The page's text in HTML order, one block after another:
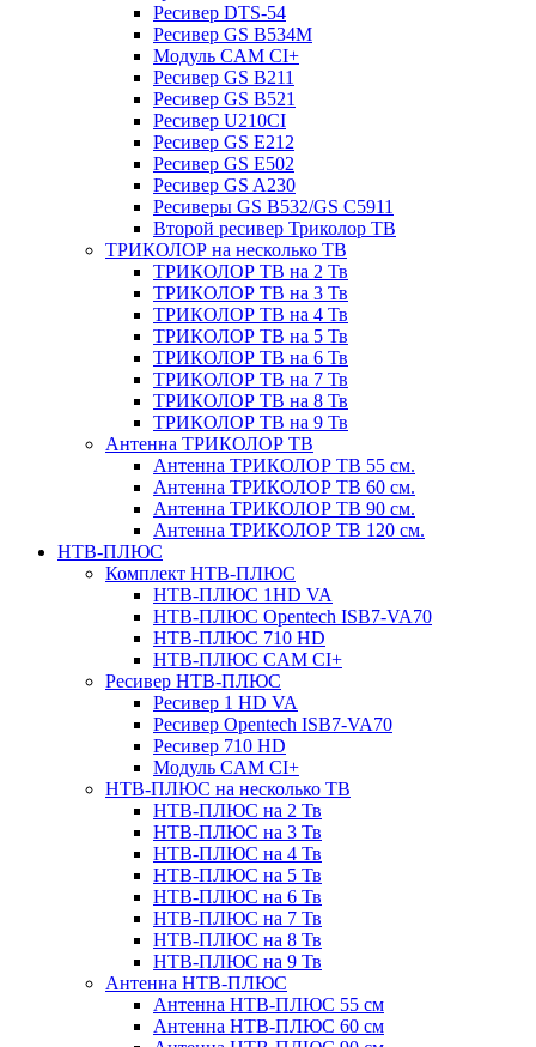
Ресивер DTS-54
Ресивер GS B534M
Модуль CAM CI+
Ресивер GS B211
Ресивер GS B521
Ресивер U210CI
Ресивер GS E212
Ресивер GS E502
Ресивер GS A230
Ресиверы GS B532/GS C5911
Второй ресивер Триколор ТВ
ТРИКОЛОР на несколько ТВ
ТРИКОЛОР ТВ на 2 Тв
ТРИКОЛОР ТВ на 3 Тв
ТРИКОЛОР ТВ на 4 Тв
ТРИКОЛОР ТВ на 5 Тв
ТРИКОЛОР ТВ на 6 Тв
ТРИКОЛОР ТВ на 7 Тв
ТРИКОЛОР ТВ на 8 Тв
ТРИКОЛОР ТВ на 9 Тв
Антенна ТРИКОЛОР ТВ
Антенна ТРИКОЛОР ТВ 55 см.
Антенна ТРИКОЛОР ТВ 60 см.
Антенна ТРИКОЛОР ТВ 90 см.
Антенна ТРИКОЛОР ТВ 120 см.
НТВ-ПЛЮС
Комплект НТВ-ПЛЮС
НТВ-ПЛЮС 1HD VA
НТВ-ПЛЮС Opentech ISB7-VA70
НТВ-ПЛЮС 710 HD
НТВ-ПЛЮС CAM CI+
Ресивер НТВ-ПЛЮС
Ресивер 1 HD VA
Ресивер Opentech ISB7-VA70
Ресивер 710 HD
Модуль CAM CI+
НТВ-ПЛЮС на несколько ТВ
НТВ-ПЛЮС на 2 Тв
НТВ-ПЛЮС на 3 Тв
НТВ-ПЛЮС на 4 Тв
НТВ-ПЛЮС на 5 Тв
НТВ-ПЛЮС на 6 Тв
НТВ-ПЛЮС на 7 Тв
НТВ-ПЛЮС на 8 Тв
НТВ-ПЛЮС на 9 Тв
Антенна НТВ-ПЛЮС
Антенна НТВ-ПЛЮС 55 см
Антенна НТВ-ПЛЮС 60 см